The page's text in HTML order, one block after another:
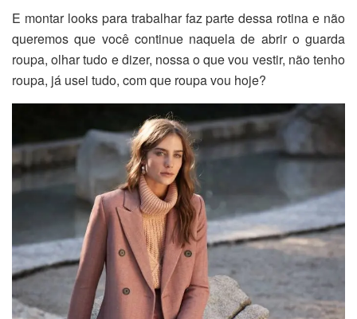
E montar looks para trabalhar faz parte dessa rotina e não
queremos que você continue naquela de abrir o guarda
roupa, olhar tudo e dizer, nossa o que vou vestir, não tenho
roupa, já usei tudo, com que roupa vou hoje?